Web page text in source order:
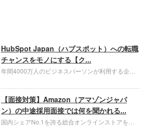
HubSpot Japan（ハブスポット）への転職
チャンスをモノにする【ク...
年間4000万人のビジネスパーソンが利用する企業
お勧めするイチオシ企業をご紹介します。今回はク
ラウド型CRMプラットフォームを提供する
HubSpot Japan（ハブスポット・ジャパン）株式会
社です。採用面接対策の企業研究にご活用くださ
い。
【面接対策】Amazon（アマゾンジャパ
ン）の中途採用面接では何を聞かれる...
国内シェアNo.1を誇る総合オンラインストアを運